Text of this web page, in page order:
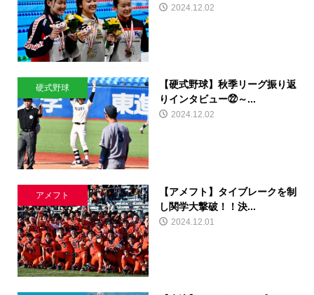
2024.12.02
硬式野球
【硬式野球】秋季リーグ振り返
りインタビュー㉒～...
2024.12.02
アメフト
【アメフト】タイブレークを制
し関学大撃破！！決...
2024.12.01